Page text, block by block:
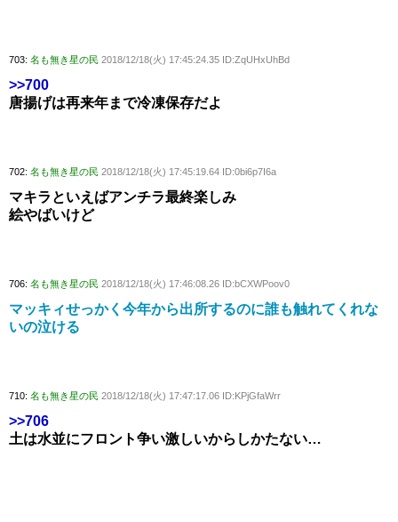
703: 名も無き星の民 2018/12/18(火) 17:45:24.35 ID:ZqUHxUhBd
>>700
唐揚げは再来年まで冷凍保存だよ
702: 名も無き星の民 2018/12/18(火) 17:45:19.64 ID:0bi6p7I6a
マキラといえばアンチラ最終楽しみ
絵やばいけど
706: 名も無き星の民 2018/12/18(火) 17:46:08.26 ID:bCXWPoov0
マッキィせっかく今年から出所するのに誰も触れてくれな
いの泣ける
710: 名も無き星の民 2018/12/18(火) 17:47:17.06 ID:KPjGfaWrr
>>706
土は水並にフロント争い激しいからしかたない…